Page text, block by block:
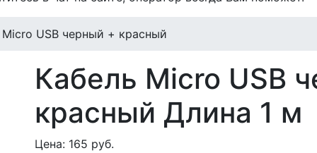
Micro USB черный + красный
Кабель Micro USB
красный Длина 1 м
Цена: 165 руб.